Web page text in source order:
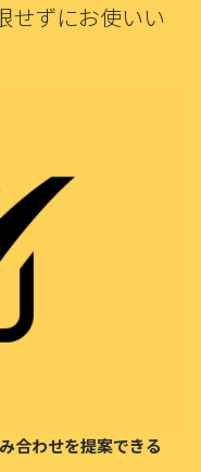
せずにお使いい
合わせを提案できる